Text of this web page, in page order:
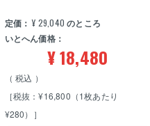
定価： ¥ 29,040 のところ
いとへん価格：
¥18,480
税込
［税抜：¥16,800（1枚あたり
¥280）］